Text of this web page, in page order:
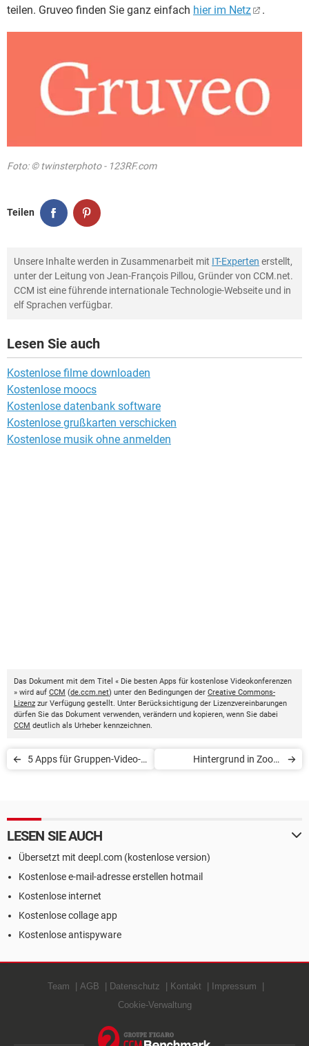
teilen. Gruveo finden Sie ganz einfach hier im Netz .
Foto: © twinsterphoto - 123RF.com
Teilen
Unsere Inhalte werden in Zusammenarbeit mit IT-Experten erstellt,
unter der Leitung von Jean-François Pillou, Gründer von CCM.net.
CCM ist eine führende internationale Technologie-Webseite und in
elf Sprachen verfügbar.
Lesen Sie auch
Kostenlose filme downloaden
Kostenlose moocs
Kostenlose datenbank software
Kostenlose grußkarten verschicken
Kostenlose musik ohne anmelden
Das Dokument mit dem Titel « Die besten Apps für kostenlose Videokonferenzen
» wird auf CCM (de.ccm.net) unter den Bedingungen der Creative Commons-
Lizenz zur Verfügung gestellt. Unter Berücksichtigung der Lizenzvereinbarungen
dürfen Sie das Dokument verwenden, verändern und kopieren, wenn Sie dabei
CCM deutlich als Urheber kennzeichnen.
5 Apps für Gruppen-Video-
Hintergrund in Zoom
LESEN SIE AUCH
Übersetzt mit deepl.com (kostenlose version)
Kostenlose e-mail-adresse erstellen hotmail
Kostenlose internet
Kostenlose collage app
Kostenlose antispyware
Team AGB Datenschutz Kontakt
Impressum
Cookie-Verwaltung